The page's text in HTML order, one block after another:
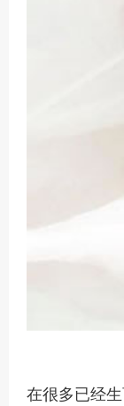
在很多已经